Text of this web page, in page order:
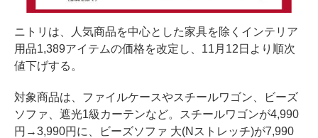
ニトリは、人気商品を中心とした家具を除くインテリア
用品1,389アイテムの価格を改定し、11月12日より順次
値下げする。
対象商品は、ファイルケースやスチールワゴン、ビーズ
ソファ、遮光1級カーテンなど。スチールワゴンが4,990
円→3,990円に、ビーズソファ 大(Nストレッチ)が7,990